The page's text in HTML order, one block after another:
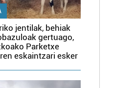
jentilak, behiak
gertuago,
Parketxe
eskaintzari esker